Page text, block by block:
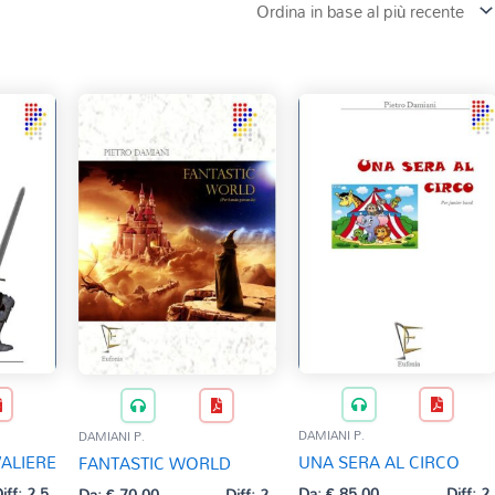
DAMIANI P.
FANTASTIC WORLD
DAMIANI P.
UNA SERA AL CIRCO